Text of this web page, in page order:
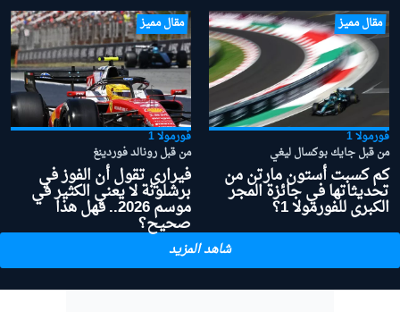
مقال مميز
فورمولا 1
من قبل جايك بوكسال ليغي
كم كسبت أستون مارتن من
تحديثاتها في جائزة المجر
الكبرى للفورمولا 1؟
مقال مميز
فورمولا 1
من قبل رونالد فوردينغ
فيراري تقول أن الفوز في
برشلونة لا يعني الكثير في
موسم 2026.. فهل هذا
صحيح؟
شاهد المزيد